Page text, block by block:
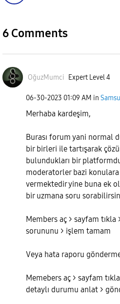
6 Comments
OğuzMumci Expert Level 4
‎06-30-2023 01:09 AM in
Merhaba kardeşim,
Burası forum yani normal
bir birleri ile tartışarak
bulundukları bir
moderatorler bazi
vermektedir yine buna ek
bir uzmana soru
Members aç > sayfam tıkla
sorununu > işlem tamam
Veya hata raporu
Memebers aç > sayfam
detaylı durumu anlat >